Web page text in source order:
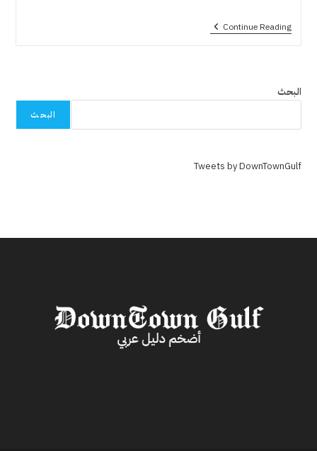
Continue Readingأفضل
عيادة
البحث
البحث
Tweets by DownTownGulf